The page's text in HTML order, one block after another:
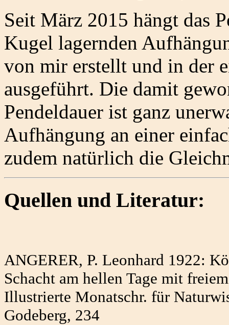
Seit März 2015 hängt das
Kugel lagernden
von mir erstellt und in der
ausgeführt. Die damit
Pendeldauer ist ganz
Aufhängung an einer
zudem natürlich die
Quellen und Literatur:
ANGERER, P. Leonhard 1922:
Schacht am hellen Tage mit
Illustrierte Monatschr. für
Godeberg, 234